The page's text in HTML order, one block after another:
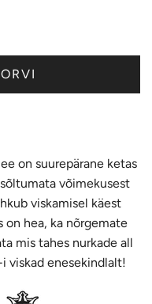
on suurepärane ketas
võimekusest
viskamisel käest
hea, ka nõrgemate
mis tahes nurkade all
viskad enesekindlalt!